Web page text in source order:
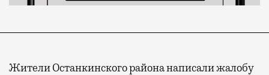
Жители Останкинского района написали жалобу